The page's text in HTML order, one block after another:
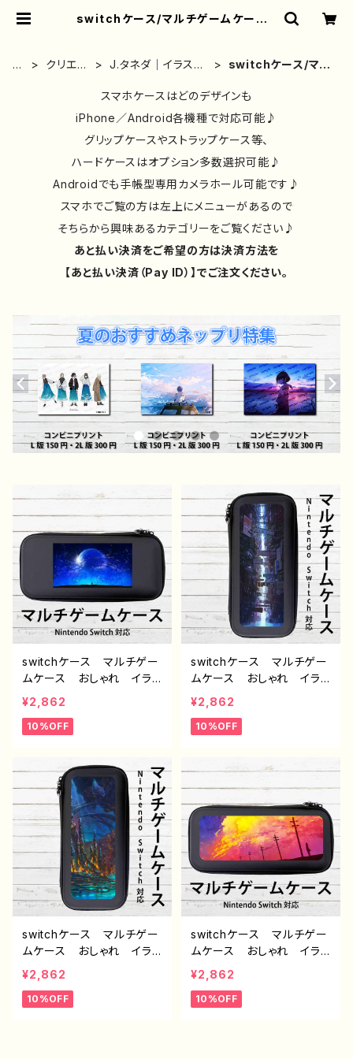
switchケース/マルチゲームケース |
ズ/人気/後払い/通販｜雑貨屋アリう
さ
ホ
クリエイ
J.タネダ｜イラスト
switchケース/マル
スマホケースはどのデザインも
iPhone／Android各機種で対応可能♪
グリップケースやストラップケース等、
ハードケースはオプション多数選択可能♪
Androidでも手帳型専用カメラホール可能です♪
スマホでご覧の方は左上にメニューがあるので
そちらから興味あるカテゴリーをご覧ください♪
あと払い決済をご希望の方は決済方法を
【あと払い決済（Pay ID）】でご注文ください。
switchケース マルチゲー
ムケース おしゃれ イラ
スト 風景 綺麗 景色
美しい エモい かっこい
い ノスタルジック スイッ
ストレーター クリエイタ
ー 絵師 オリジナル デ
ザイン グッズ タイトル：
第２の故郷 作：J.タネダ
¥2,862
10%OFF
switchケース マルチゲー
ムケース おしゃれ イラ
スト 風景 綺麗 景色
美しい エモい かっこい
い ノスタルジック スイッ
ー 絵師 オリジナル デ
ザイン グッズ タイトル：
水没の九龍寨城 作：J.タ
ネダ G-6
¥2,862
10%OFF
switchケース マルチゲー
ムケース おしゃれ イラ
スト 風景 綺麗 景色
美しい エモい かっこい
い ノスタルジック スイッ
¥2,862
10%OFF
switchケース マルチゲー
ムケース おしゃれ イラ
スト 風景 綺麗 景色
美しい エモい かっこい
い ノスタルジック スイッ
¥2,862
10%OFF